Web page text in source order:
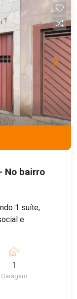
de
comodidade
No bairro
1 suíte,
e
1
Garagem